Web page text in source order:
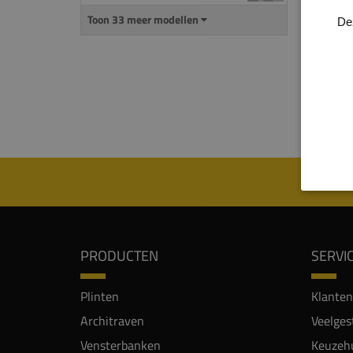
Toon 33 meer modellen
de
PRODUCTEN
Plinten
Architraven
Vensterbanken